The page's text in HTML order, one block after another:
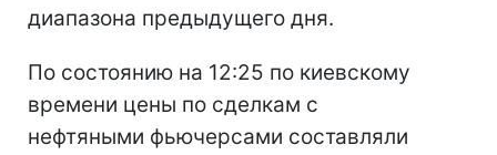
диапазона предыдущего дня.
По состоянию на 12:25 по киевскому
времени цены по сделкам с
нефтяными фьючерсами составляли